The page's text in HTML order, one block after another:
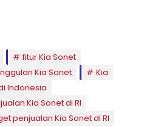
fitur Kia Sonet
Kia Sonet
Kia
Indonesia
Kia Sonet di RI
penjualan Kia Sonet di RI